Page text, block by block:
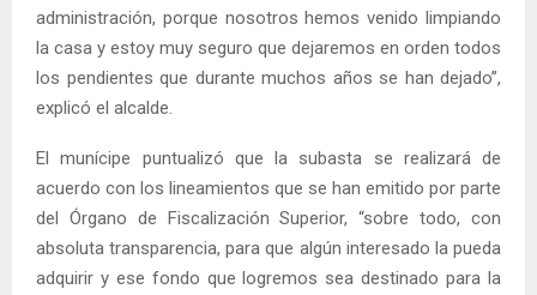
administración, porque nosotros hemos venido limpiando
la casa y estoy muy seguro que dejaremos en orden todos
los pendientes que durante muchos años se han dejado”,
explicó el alcalde.
El munícipe puntualizó que la subasta se realizará de
acuerdo con los lineamientos que se han emitido por parte
del Órgano de Fiscalización Superior, “sobre todo, con
absoluta transparencia, para que algún interesado la pueda
adquirir y ese fondo que logremos sea destinado para la